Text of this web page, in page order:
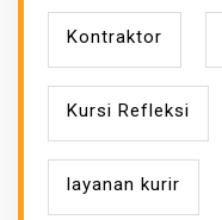
Kontraktor
Kursi Refleksi
layanan kurir